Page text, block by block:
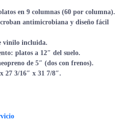
en 9 columnas (60 por columna).
antimicrobiana y diseño fácil
vinilo incluida.
platos a 12″ del suelo.
de 5″ (dos con frenos).
27 3/16″ x 31 7/8″.